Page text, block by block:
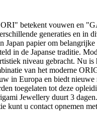
betekent vouwen en
generaties en
papier om
in de Japanse traditie.
niveau gebracht.
van het moderne
Europa en biedt nieuwe
toegelaten tot deze
Jewellery duurt 3
u contact opnemen